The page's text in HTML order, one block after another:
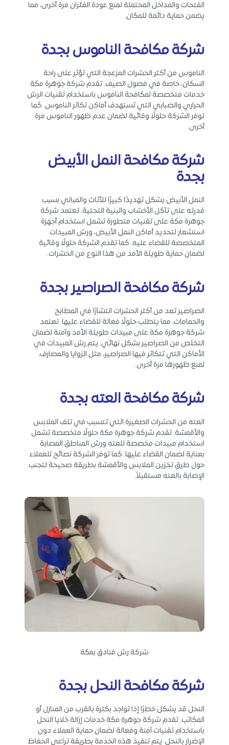
الفتحات والمداخل المحتملة لمنع عودة الفئران مرة أخرى، مما
يضمن حماية دائمة للمكان.
شركة مكافحة الناموس بجدة
الناموس من أكثر الحشرات المزعجة التي تؤثر على راحة
السكان، خاصة في فصول الصيف. تقدم شركة جوهرة مكة
خدمات متخصصة لمكافحة الناموس باستخدام تقنيات الرش
الحراري والضبابي التي تستهدف أماكن تكاثر الناموس. كما
توفر الشركة حلولًا وقائية لضمان عدم ظهور الناموس مرة
أخرى.
شركة مكافحة النمل الأبيض
بجدة
النمل الأبيض يشكل تهديدًا كبيرًا للأثاث والمباني بسبب
قدرته على تآكل الأخشاب والبنية التحتية. تعتمد شركة
جوهرة مكة على تقنيات متطورة تشمل استخدام أجهزة
استشعار لتحديد أماكن النمل الأبيض، ورش المبيدات
المتخصصة للقضاء عليه. كما تقدم الشركة حلولًا وقائية
لضمان حماية طويلة الأمد من هذا النوع من الحشرات.
شركة مكافحة الصراصير بجدة
الصراصير تعد من أكثر الحشرات انتشارًا في المطابخ
والحمامات، مما يتطلب حلولًا فعالة للقضاء عليها. تعتمد
شركة جوهرة مكة على مبيدات طويلة الأمد وآمنة لضمان
التخلص من الصراصير بشكل نهائي. يتم رش المبيدات في
الأماكن التي تتكاثر فيها الصراصير، مثل الزوايا والمصارف،
لمنع ظهورها مرة أخرى.
شركة مكافحة العته بجدة
العته من الحشرات الصغيرة التي تتسبب في تلف الملابس
والأقمشة. تقدم شركة جوهرة مكة حلولًا متخصصة تشمل
استخدام مبيدات مخصصة للعته ورش المناطق المصابة
بعناية لضمان القضاء عليها. كما توفر الشركة نصائح للعملاء
حول طرق تخزين الملابس والأقمشة بطريقة صحيحة لتجنب
الإصابة بالعته مستقبلاً.
شركة رش فنادق بمكة
شركة مكافحة النحل بجدة
النحل قد يشكل خطرًا إذا تواجد بكثرة بالقرب من المنازل أو
المكاتب. تقدم شركة جوهرة مكة خدمات إزالة خلايا النحل
باستخدام تقنيات آمنة وفعالة لضمان حماية العملاء دون
الإضرار بالنحل. يتم تنفيذ هذه الخدمة بطريقة تراعي الحفاظ